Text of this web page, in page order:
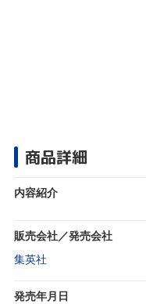
商品詳細
内容紹介
販売会社／発売会社
集英社
発売年月日